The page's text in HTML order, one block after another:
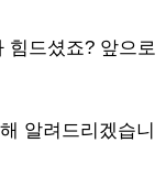
힘드셨죠? 앞으로
알려드리겠습니